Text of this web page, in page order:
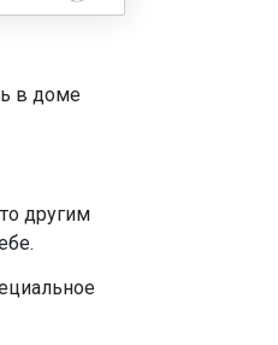
в доме
другим